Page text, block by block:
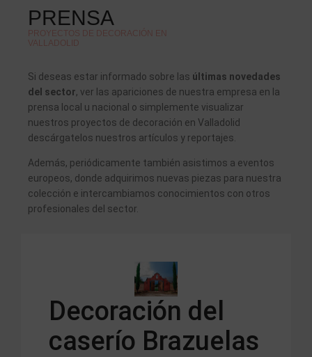
PRENSA
PROYECTOS DE DECORACIÓN EN
VALLADOLID
Si deseas estar informado sobre las últimas novedades
del sector, ver las apariciones de nuestra empresa en la
prensa local u nacional o simplemente visualizar
nuestros proyectos de decoración en Valladolid
descárgatelos nuestros artículos y reportajes.
Además, periódicamente también asistimos a eventos
europeos, donde adquirimos nuevas piezas para nuestra
colección e intercambiamos conocimientos con otros
profesionales del sector.
Decoración del
caserío Brazuelas